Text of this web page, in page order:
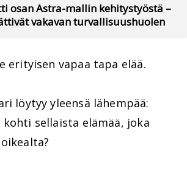
osan Astra-mallin kehitystyöstä –
vakavan turvallisuushuolen
erityisen vapaa tapa elää.
löytyy yleensä lähempää:
kohti sellaista elämää, joka